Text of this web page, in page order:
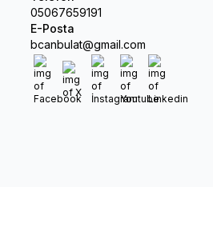
05067659191
E-Posta
bcanbulat@gmail.com
Facebook
X İnstagram
Youtube